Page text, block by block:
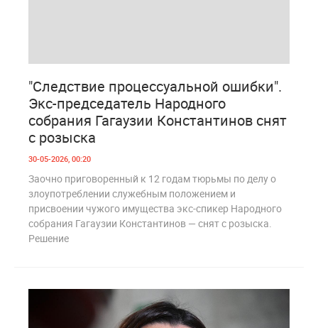
"Следствие процессуальной ошибки".
Экс-председатель Народного
собрания Гагаузии Константинов снят
с розыска
30-05-2026, 00:20
Заочно приговоренный к 12 годам тюрьмы по делу о
злоупотреблении служебным положением и
присвоении чужого имущества экс-спикер Народного
собрания Гагаузии Константинов — снят с розыска.
Решение